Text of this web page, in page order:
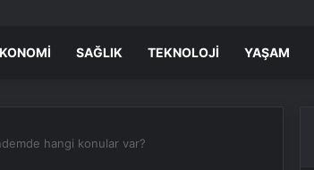
SAĞLIK TEKNOLOJI YAŞAM
hangi konular var?